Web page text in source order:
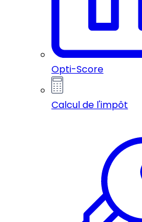
Opti-Score
Calcul de l'impôt